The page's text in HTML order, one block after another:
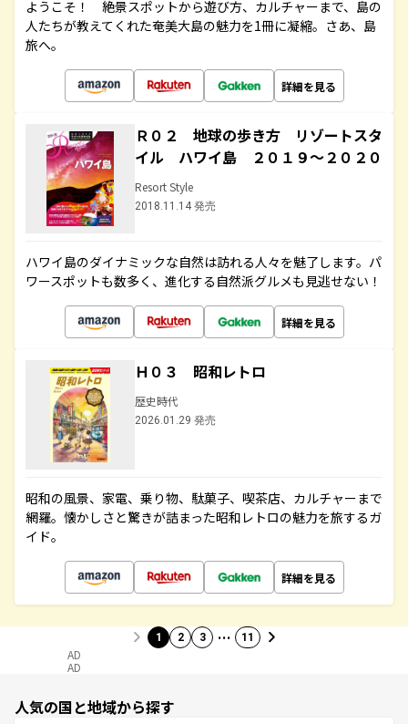
ようこそ！ 絶景スポットから遊び方、カルチャーまで、島の
人たちが教えてくれた奄美大島の魅力を1冊に凝縮。さあ、島
旅へ。
詳細を見る
Ｒ０２ 地球の歩き方 リゾートスタ
イル ハワイ島 ２０１９～２０２０
Resort Style
2018.11.14 発売
ハワイ島のダイナミックな自然は訪れる人々を魅了します。パ
ワースポットも数多く、進化する自然派グルメも見逃せない！
詳細を見る
Ｈ０３ 昭和レトロ
歴史時代
2026.01.29 発売
昭和の風景、家電、乗り物、駄菓子、喫茶店、カルチャーまで
網羅。懐かしさと驚きが詰まった昭和レトロの魅力を旅するガ
イド。
詳細を見る
1 2 3 … 11
AD
AD
人気の国と地域から探す